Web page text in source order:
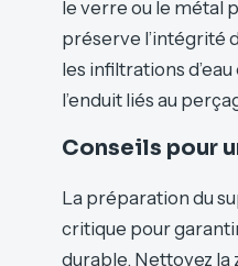
le verre ou le métal
préserve l’intégrité
les infiltrations
l’enduit liés au
Conseils pour
La préparation du
critique pour
durable. Nettoyez la